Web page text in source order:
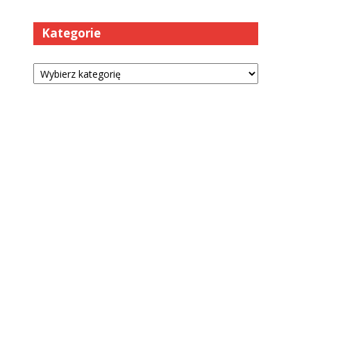
Kategorie
Kategorie